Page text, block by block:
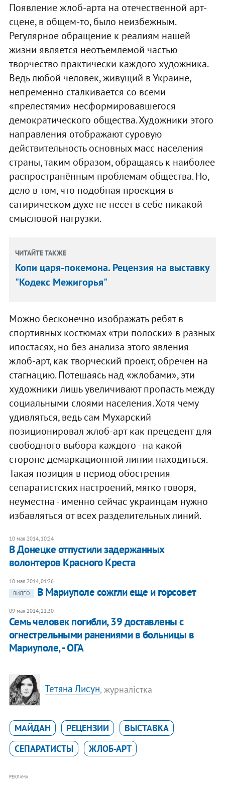
Появление жлоб-арта на отечественной арт-
сцене, в общем-то, было неизбежным.
Регулярное обращение к реалиям нашей
жизни является неотъемлемой частью
творчество практически каждого художника.
Ведь любой человек, живущий в Украине,
непременно сталкивается со всеми
«прелестями» несформировавшегося
демократического общества. Художники этого
направления отображают суровую
действительность основных масс населения
страны, таким образом, обращаясь к наиболее
распространённым проблемам общества. Но,
дело в том, что подобная проекция в
сатирическом духе не несет в себе никакой
смысловой нагрузки.
ЧИТАЙТЕ ТАКЖЕ
Копи царя-покемона. Рецензия на выставку
"Кодекс Межигорья"
Можно бесконечно изображать ребят в
спортивных костюмах «три полоски» в разных
ипостасях, но без анализа этого явления
жлоб-арт, как творческий проект, обречен на
стагнацию. Потешаясь над «жлобами», эти
художники лишь увеличивают пропасть между
социальными слоями населения. Хотя чему
удивляться, ведь сам Мухарский
позиционировал жлоб-арт как прецедент для
свободного выбора каждого - на какой
стороне демаркационной линии находиться.
Такая позиция в период обострения
сепаратистских настроений, мягко говоря,
неуместна - именно сейчас украинцам нужно
избавляться от всех разделительных линий.
10 мая 2014, 10:24
В Донецке отпустили задержанных
волонтеров Красного Креста
10 мая 2014, 01:26
ВИДЕО
В Мариуполе сожгли еще и горсовет
09 мая 2014, 21:30
Семь человек погибли, 39 доставлены с
огнестрельными ранениями в больницы в
Мариуполе, - ОГА
Тетяна Лисун, журналістка
МАЙДАН РЕЦЕНЗИИ
ВЫСТАВКА
СЕПАРАТИСТЫ
ЖЛОБ-АРТ
РЕКЛАМА